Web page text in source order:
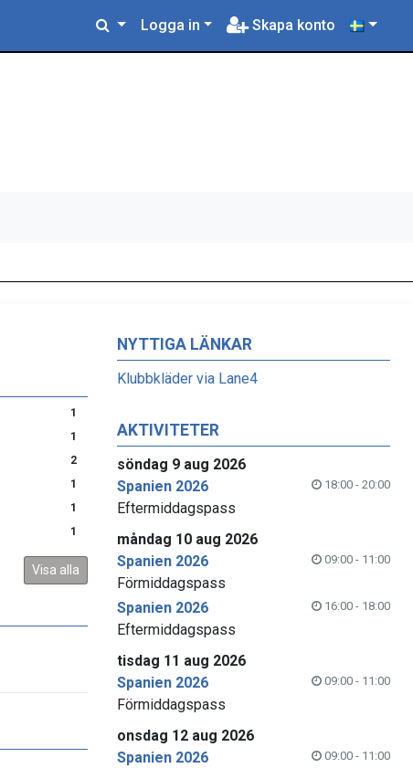
Logga in Skapa konto
1
1
2
1
1
1
Visa alla
NYTTIGA LÄNKAR
Klubbkläder via Lane4
AKTIVITETER
söndag 9 aug 2026
Spanien 2026
18:00 - 20:00
Eftermiddagspass
måndag 10 aug 2026
Spanien 2026
09:00 - 11:00
Förmiddagspass
Spanien 2026
16:00 - 18:00
Eftermiddagspass
tisdag 11 aug 2026
Spanien 2026
09:00 - 11:00
Förmiddagspass
onsdag 12 aug 2026
Spanien 2026
09:00 - 11:00